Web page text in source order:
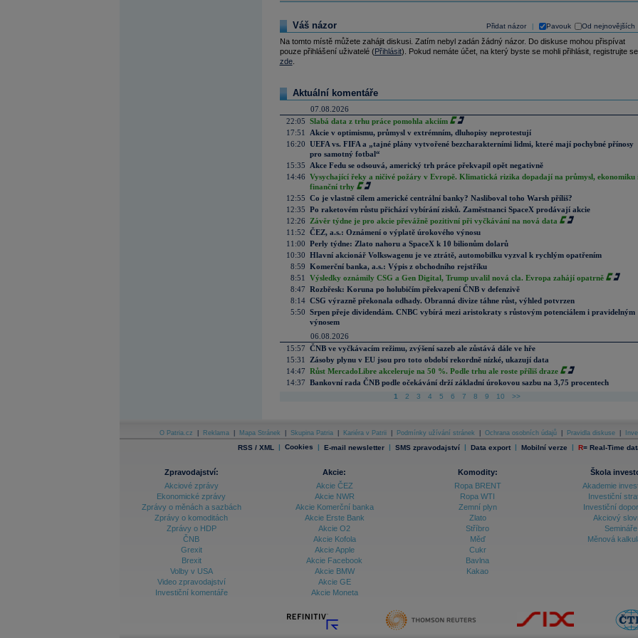
Přidat názor Pavouk Od nejnovějších
Váš názor
Na tomto místě můžete zahájit diskusi. Zatím nebyl zadán žádný názor. Do diskuse mohou přispívat
pouze přihlášení uživatelé (Přihlásit). Pokud nemáte účet, na který byste se mohli přihlásit, registrujte se
zde.
Aktuální komentáře
07.08.2026
22:05 Slabá data z trhu práce pomohla akciím
17:51
Akcie v optimismu, průmysl v extrémním, dluhopisy neprotestují
16:20 UEFA vs. FIFA a „tajné plány vytvořené bezcharakterními lidmi, které mají pochybné přínosy
pro samotný fotbal“
15:35
Akce Fedu se odsouvá, americký trh práce překvapil opět negativně
14:46 Vysychající řeky a ničivé požáry v Evropě. Klimatická rizika dopadají na průmysl, ekonomiku
finanční trhy
12:55 Co je vlastně cílem americké centrální banky? Nasliboval toho Warsh příliš?
12:35 Po raketovém růstu přichází vybírání zisků. Zaměstnanci SpaceX prodávají akcie
12:26
Závěr týdne je pro akcie převážně pozitivní při vyčkávání na nová data
11:52 ČEZ, a.s.: Oznámení o výplatě úrokového výnosu
11:00 Perly týdne: Zlato nahoru a SpaceX k 10 bilionům dolarů
10:30 Hlavní akcionář Volkswagenu je ve ztrátě, automobilku vyzval k rychlým opatřením
8:59 Komerční banka, a.s.: Výpis z obchodního rejstříku
8:51
Výsledky oznámily CSG a Gen Digital, Trump uvalil nová cla. Evropa zahájí opatrně
8:47 Rozbřesk: Koruna po holubičím překvapení ČNB v defenzivě
8:14 CSG výrazně překonala odhady. Obranná divize táhne růst, výhled potvrzen
5:50 Srpen přeje dividendám. CNBC vybírá mezi aristokraty s růstovým potenciálem i pravidelným
výnosem
06.08.2026
15:57 ČNB ve vyčkávacím režimu, zvýšení sazeb ale zůstává dále ve hře
15:31
Zásoby plynu v EU jsou pro toto období rekordně nízké, ukazují data
14:47 Růst MercadoLibre akceleruje na 50 %. Podle trhu ale roste příliš draze
14:37 Bankovní rada ČNB podle očekávání drží základní úrokovou sazbu na 3,75 procentech
1 2 3 4 5 6 7 8 9 10 >>
O Patria.cz Reklama Mapa Stránek Skupina Patria Kariéra v Patrii Podmínky užívání stránek Ochrana osobních údajů Pravidla diskuse
RSS / XML | Cookies | E-mail newsletter | SMS zpravodajství | Data export | Mobilní verze | R= Real-Time
Zpravodajství:
Akciové zprávy
Ekonomické zprávy
Zprávy o měnách a sazbách
Zprávy o komoditách
Zprávy o HDP
ČNB
Grexit
Brexit
Volby v USA
Video zpravodajství
Investiční komentáře
Akcie:
Akcie ČEZ
Akcie NWR
Akcie Komerční banka
Akcie Erste Bank
Akcie O2
Akcie Kofola
Akcie Apple
Akcie Facebook
Akcie BMW
Akcie GE
Akcie Moneta
Komodity:
Ropa BRENT
Ropa WTI
Zemní plyn
Zlato
Stříbro
Měď
Cukr
Bavlna
Kakao
Škola
Akademie
Investiční
Investiční
Akciový
Semináře
Měnová